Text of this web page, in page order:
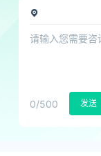
0/500 发送